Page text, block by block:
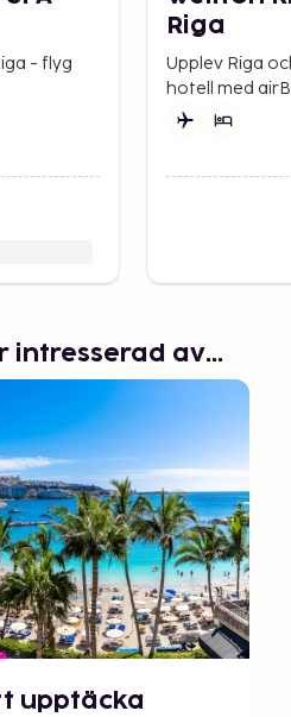
- flyg
Riga
Upplev Riga
hotell med
intresserad av...
upptäcka